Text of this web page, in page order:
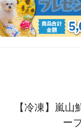
【冷凍】嵐
ー